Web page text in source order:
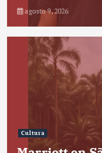
agosto 9, 2026
Cultura